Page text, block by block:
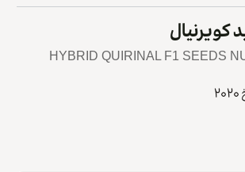
کویرنیال
HYBRID QUIRINAL F1 SEEDS